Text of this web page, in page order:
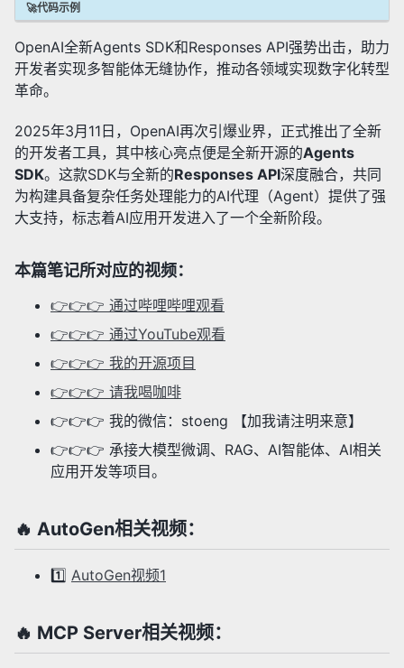
✅ 新技术追踪
🚀代码示例
OpenAI全新Agents SDK和Responses API强势出击，助力
开发者实现多智能体无缝协作，推动各领域实现数字化转型
革命。
2025年3月11日，OpenAI再次引爆业界，正式推出了全新
的开发者工具，其中核心亮点便是全新开源的Agents
SDK。这款SDK与全新的Responses API深度融合，共同
为构建具备复杂任务处理能力的AI代理（Agent）提供了强
大支持，标志着AI应用开发进入了一个全新阶段。
本篇笔记所对应的视频：
👉👉👉 通过哔哩哔哩观看
👉👉👉 通过YouTube观看
👉👉👉 我的开源项目
👉👉👉 请我喝咖啡
👉👉👉 我的微信：stoeng 【加我请注明来意】
👉👉👉 承接大模型微调、RAG、AI智能体、AI相关
应用开发等项目。
🔥 AutoGen相关视频：
1️⃣ AutoGen视频1
🔥 MCP Server相关视频：